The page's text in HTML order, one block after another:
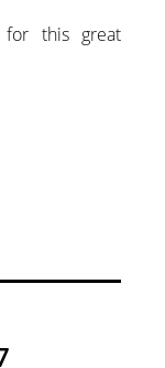
for this great